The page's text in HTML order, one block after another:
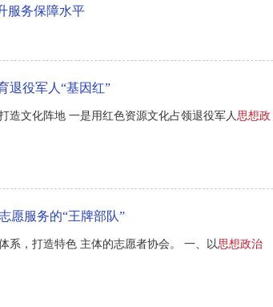
服务保障水平
退役军人“基因红”
造文化阵地 一是用红色资源文化占领退役军人思想政
愿服务的“王牌部队”
系，打造特色 主体的志愿者协会。 一、以思想政治